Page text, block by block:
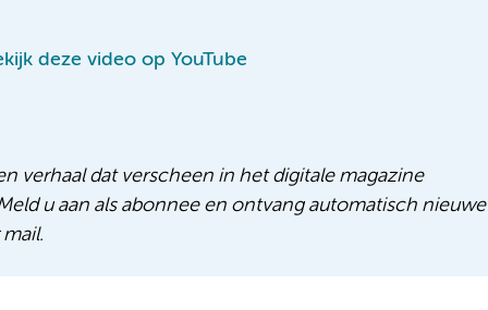
deze video op YouTube
verhaal dat verscheen in het digitale magazine
u aan als abonnee en ontvang automatisch nieuwe